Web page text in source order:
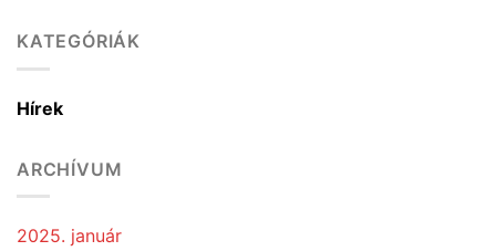
KATEGÓRIÁK
Hírek
ARCHÍVUM
2025. január